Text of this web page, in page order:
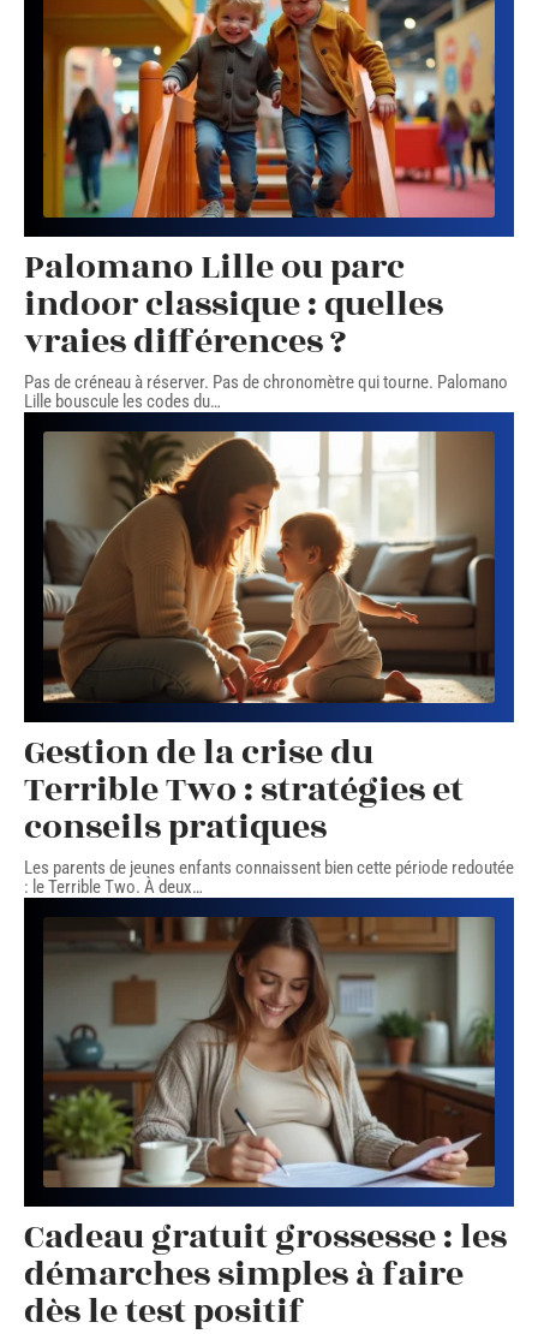
Palomano Lille ou parc
indoor classique : quelles
vraies différences ?
Pas de créneau à réserver. Pas de chronomètre qui tourne. Palomano
Lille bouscule les codes du…
Gestion de la crise du
Terrible Two : stratégies et
conseils pratiques
Les parents de jeunes enfants connaissent bien cette période redoutée
: le Terrible Two. À deux…
Cadeau gratuit grossesse : les
démarches simples à faire
dès le test positif